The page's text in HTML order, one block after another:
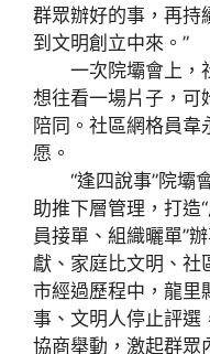
群眾辦好的事，再持
到文明創立中來。”
一次院壩會上，
想往看一場片子，可
陪同。社區網格員
愿。
“逢四說事”院壩
助推下層管理，打造
員接單、組織曬單”
獻、家庭比文明、社
市經過歷程中，龍里
事、文明人停止評選
協商舉動，激起群眾